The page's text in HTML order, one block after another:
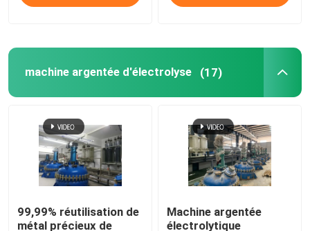
Four de fonte de platine
machine argentée d'électrolyse (17)
99,99% réutilisation de
métal précieux de
Machine argentée
électrolytique